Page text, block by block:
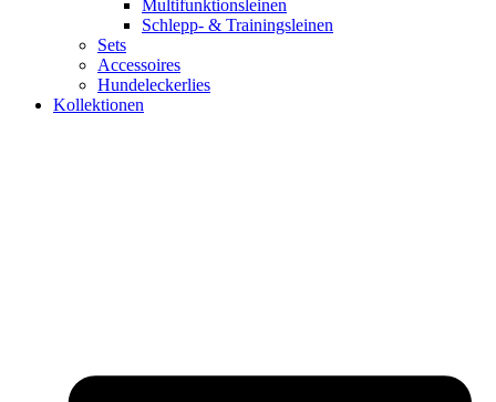
Multifunktionsleinen
Schlepp- & Trainingsleinen
Sets
Accessoires
Hundeleckerlies
Kollektionen